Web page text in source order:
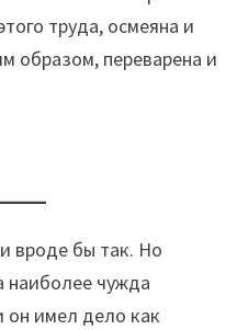
труда, осмеяна и
образом, переварена и
вроде бы так. Но
наиболее чужда
он имел дело как